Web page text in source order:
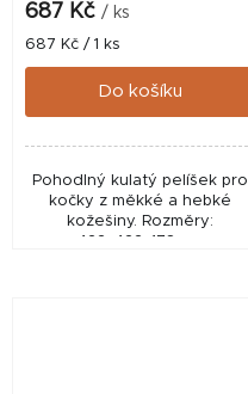
687 Kč / ks
Měrná
cena:
687 Kč / 1 ks
Do košíku
Pohodlný kulatý pelíšek pro
kočky z měkké a hebké
kožešiny. Rozměry: